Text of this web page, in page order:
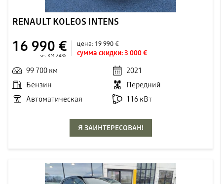
RENAULT KOLEOS INTENS
16 990 €
sis. KM 24%
цена: 19 990 €
сумма скидки:3 000 €
99 700 км
2021
Бензин
Передний
Автоматическая
116 кВт
Я ЗАИНТЕРЕСОВАН!